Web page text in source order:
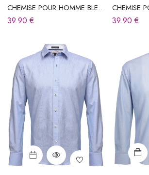
CHEMISE POUR HOMME BLEU
CIEL À RAYURES
39.90€
CHEMISE
CIEL À
39.90€